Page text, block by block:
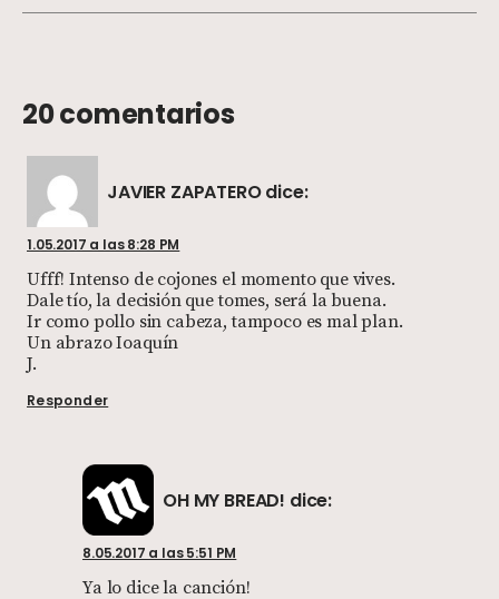
20 comentarios
JAVIER ZAPATEROdice:
1.05.2017 a las 8:28 PM
Ufff! Intenso de cojones el momento que vives.
Dale tío, la decisión que tomes, será la buena.
Ir como pollo sin cabeza, tampoco es mal plan.
Un abrazo Ioaquín
J.
Responder
OH MY BREAD! dice:
8.05.2017 a las 5:51 PM
Ya lo dice la canción!